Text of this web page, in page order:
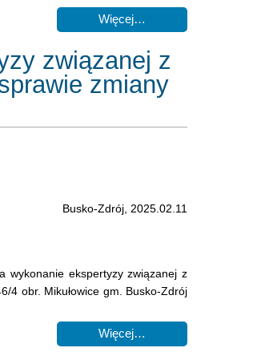
Więcej…
związanej z
zmiany
Busko-Zdrój, 2025.02.11
wykonanie ekspertyzy związanej z
4 obr. Mikułowice gm. Busko-Zdrój
Więcej…